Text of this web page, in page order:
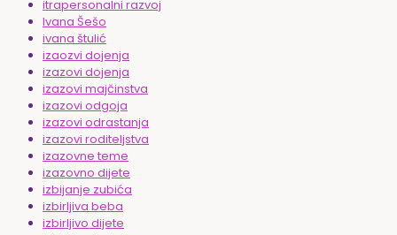
itrapersonalni razvoj
Ivana Šešo
ivana štulić
izaozvi dojenja
izazovi dojenja
izazovi majčinstva
izazovi odgoja
izazovi odrastanja
izazovi roditeljstva
izazovne teme
izazovno dijete
izbijanje zubića
izbirljiva beba
izbirljivo dijete